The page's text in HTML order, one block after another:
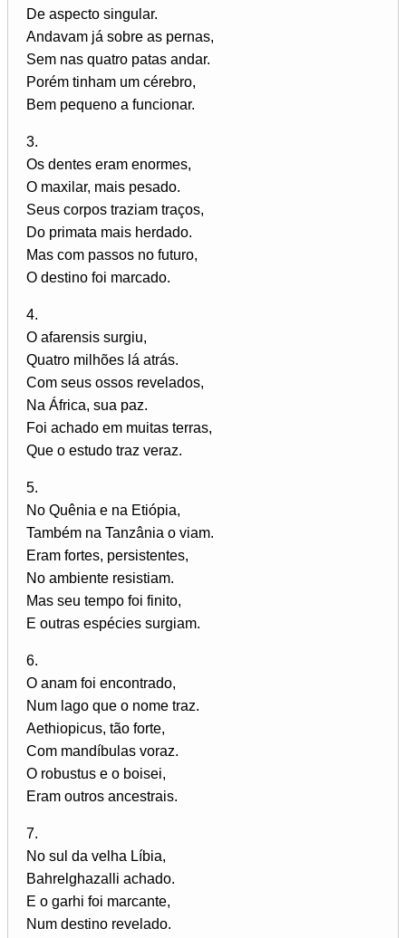
De aspecto singular.
Andavam já sobre as pernas,
Sem nas quatro patas andar.
Porém tinham um cérebro,
Bem pequeno a funcionar.
3.
Os dentes eram enormes,
O maxilar, mais pesado.
Seus corpos traziam traços,
Do primata mais herdado.
Mas com passos no futuro,
O destino foi marcado.
4.
O afarensis surgiu,
Quatro milhões lá atrás.
Com seus ossos revelados,
Na África, sua paz.
Foi achado em muitas terras,
Que o estudo traz veraz.
5.
No Quênia e na Etiópia,
Também na Tanzânia o viam.
Eram fortes, persistentes,
No ambiente resistiam.
Mas seu tempo foi finito,
E outras espécies surgiam.
6.
O anam foi encontrado,
Num lago que o nome traz.
Aethiopicus, tão forte,
Com mandíbulas voraz.
O robustus e o boisei,
Eram outros ancestrais.
7.
No sul da velha Líbia,
Bahrelghazalli achado.
E o garhi foi marcante,
Num destino revelado.